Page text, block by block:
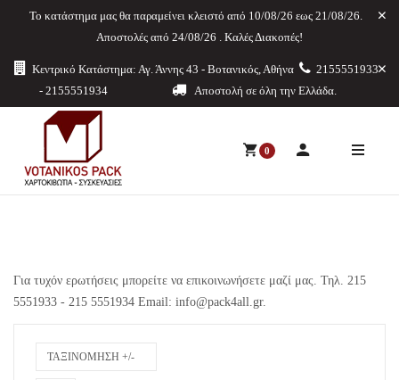
Το κατάστημα μας θα παραμείνει κλειστό από 10/08/26 εως 21/08/26.
Aποστολές από 24/08/26 . Καλές Διακοπές!
Κεντρικό Κατάστημα: Αγ. Άννης 43 - Βοτανικός, Αθήνα
2155551933
- 2155551934
Αποστολή σε όλη την Ελλάδα.
0
Για τυχόν ερωτήσεις μπορείτε να επικοινωνήσετε μαζί μας. Τηλ. 215
5551933 - 215 5551934 Email: info@pack4all.gr.
ΤΑΞΙΝΌΜΗΣΗ +/-